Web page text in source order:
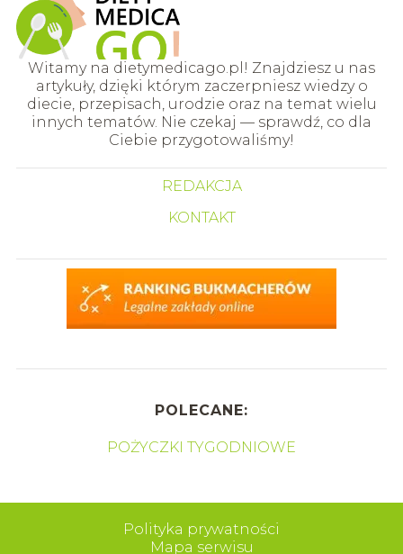
Witamy na dietymedicago.pl! Znajdziesz u nas
artykuły, dzięki którym zaczerpniesz wiedzy o
diecie, przepisach, urodzie oraz na temat wielu
innych tematów. Nie czekaj — sprawdź, co dla
Ciebie przygotowaliśmy!
REDAKCJA
KONTAKT
POLECANE:
POŻYCZKI TYGODNIOWE
Polityka prywatności
Mapa serwisu